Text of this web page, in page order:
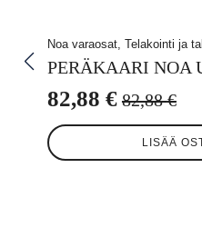
Noa varaosat, Telakointi ja
PERÄKAARI NOA
82,88€
Alkuperäinen
hinta
oli:
82,88 €
Nykyinen
hinta
on:
LISÄÄ